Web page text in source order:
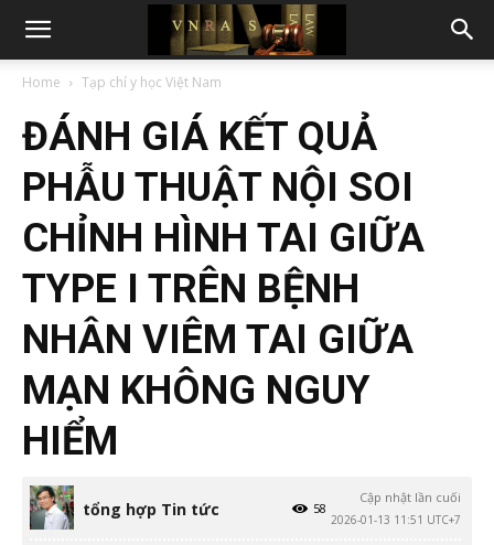
Home Tạp chí y học Việt Nam
ĐÁNH GIÁ KẾT QUẢ
PHẪU THUẬT NỘI SOI
CHỈNH HÌNH TAI GIỮA
TYPE I TRÊN BỆNH
NHÂN VIÊM TAI GIỮA
MẠN KHÔNG NGUY
HIỂM
tổng hợp Tin tức
Cập nhật lần cuối
2026-01-13 11:51 UTC+7
58